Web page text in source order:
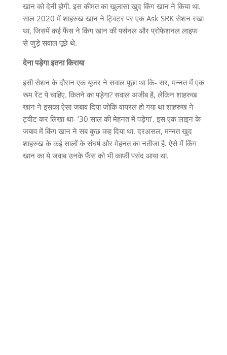
खान को देनी होगी. इस कीमत का खुलासा खुद किंग खान ने किया था.
साल 2020 में शाहरुख खान ने ट्विटर पर एक Ask SRK सेशन रखा
था, जिसमें कई फैंस ने किंग खान की पर्सनल और प्रोफेशनल लाइफ
से जुड़े सवाल पूछे थे.
देना पड़ेगा इतना किराया
इसी सेशन के दौरान एक यूजर ने सवाल पूछा था कि- सर, मन्नत में एक
रूम रेंट पे चाहिए. कितने का पड़ेगा? सवाल अजीब है, लेकिन शाहरुख
खान ने इसका ऐसा जबाव दिया जोकि वायरल हो गया था शाहरुख ने
ट्वीट कर लिखा था- ’30 साल की मेहनत में पड़ेगा’. इस एक लाइन के
जबाव में किंग खान ने सब कुछ कह दिया था. दरअसल, मन्नत खुद
शाहरुख के कई सालों के संघर्ष और मेहनत का नतीजा है. ऐसे में किंग
खान का ये जवाब उनके फैंस को भी काफी पसंद आया था.